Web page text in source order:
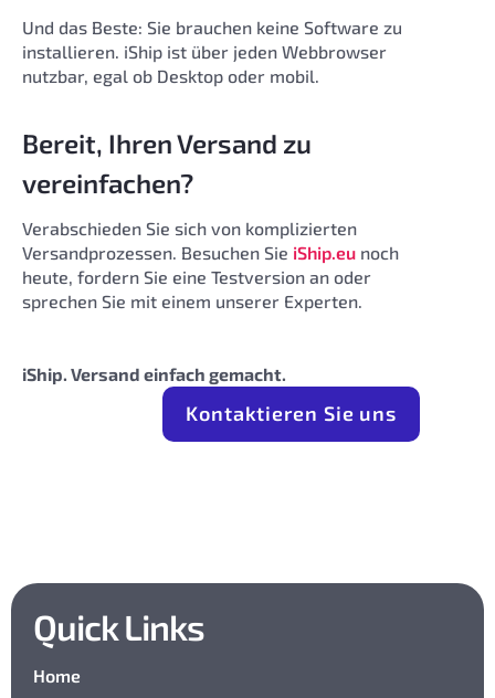
Und das Beste: Sie brauchen keine Software zu
installieren. iShip ist über jeden Webbrowser
nutzbar, egal ob Desktop oder mobil.
Bereit, Ihren Versand zu
vereinfachen?
Verabschieden Sie sich von komplizierten
Versandprozessen. Besuchen Sie iShip.eu noch
heute, fordern Sie eine Testversion an oder
sprechen Sie mit einem unserer Experten.
iShip. Versand einfach gemacht.
Kontaktieren Sie uns
Quick Links
Home